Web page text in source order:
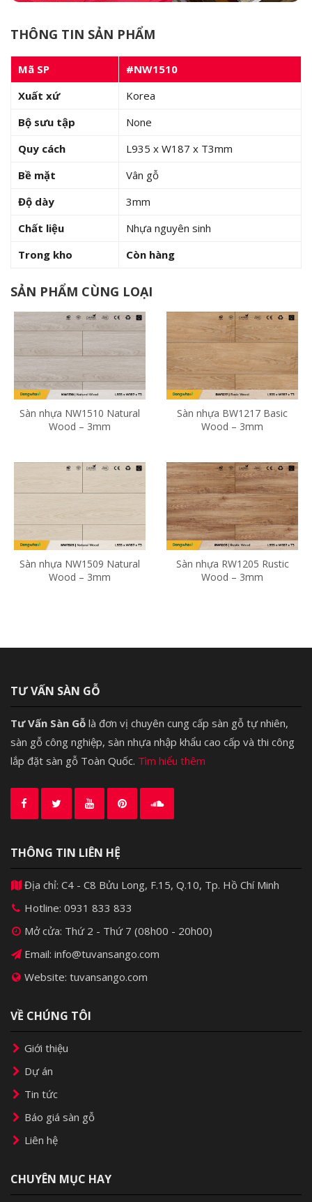
THÔNG TIN SẢN PHẨM
Mã SP #NW1510
Xuất xứ
Korea
Bộ sưu tập
None
Quy cách
L935 x W187 x T3mm
Bề mặt
Vân gỗ
Độ dày
3mm
Chất liệu
Nhựa nguyên sinh
Trong kho
Còn hàng
SẢN PHẨM CÙNG LOẠI
Sàn nhựa NW1510 Natural
Wood – 3mm
Sàn nhựa BW1217 Basic
Wood – 3mm
Sàn nhựa NW1509 Natural
Wood – 3mm
Sàn nhựa RW1205 Rustic
Wood – 3mm
TƯ VẤN SÀN GỖ
Tư Vấn Sàn Gỗ là đơn vị chuyên cung cấp sàn gỗ tự nhiên,
sàn gỗ công nghiệp, sàn nhựa nhập khẩu cao cấp và thi công
lắp đặt sàn gỗ Toàn Quốc. Tìm hiểu thêm
THÔNG TIN LIÊN HỆ
Địa chỉ: C4 - C8 Bửu Long, F.15, Q.10, Tp. Hồ Chí Minh
Hotline: 0931 833 833
Mở cửa: Thứ 2 - Thứ 7 (08h00 - 20h00)
Email: info@tuvansango.com
Website: tuvansango.com
VỀ CHÚNG TÔI
Giới thiệu
Dự án
Tin tức
Báo giá sàn gỗ
Liên hệ
CHUYÊN MỤC HAY